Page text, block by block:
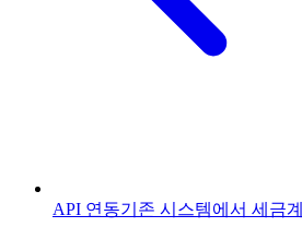
API 연동기존 시스템에서 세금